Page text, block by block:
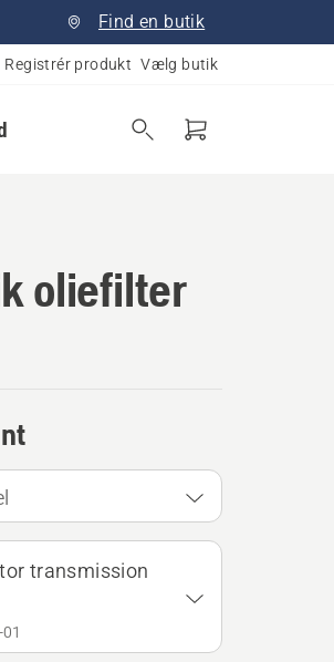
Find en butik
Registrér produkt Vælg butik
oliefilter
transmission